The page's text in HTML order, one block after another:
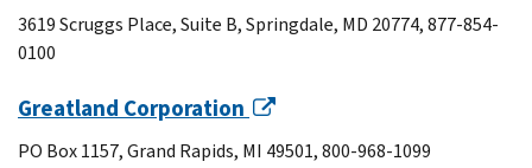
3619 Scruggs Place, Suite B, Springdale, MD 20774, 877-854-
0100
Greatland Corporation
PO Box 1157, Grand Rapids, MI 49501, 800-968-1099